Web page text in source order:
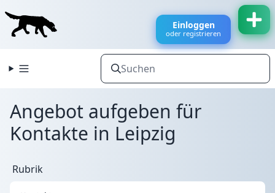
Einloggen
oder registrieren
Angebot aufgeben für
Kontakte in Leipzig
Rubrik